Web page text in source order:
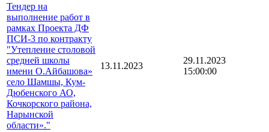
Тендер на
выполнение работ в
рамках Проекта ДФ
ПСИ-3 по контракту
"Утепление столовой
средней школы
имени О.Айбашова»
село Шамшы, Кум-
Дюбенского АО,
Кочкорского района,
Нарынской
области»."
13.11.2023
29.11.2023
15:00:00